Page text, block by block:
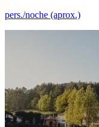
pers./noche (aprox.)